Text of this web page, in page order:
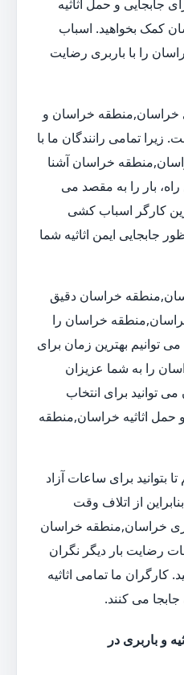
جابجایی و حمل اثاثیه
کمک بخواهید. اسباب
را با باربری رضایت
خراسان,منطقه خراسان و
تمامی رانندگان ما با
خراسان آشنا
بار را به مقصد می
کارگر اسباب کشی
جابجایی ایمن اثاثیه شما
خراسان دقیق
خراسان را
توانیم بهترین زمان برای
را به شما عزیزان
توانید برای انتخاب
حمل اثاثیه خراسان,منطقه
بتوانید برای ساعات آزاد
از اتلاف وقت
خراسان,منطقه خراسان
رضایت بار دیگر نگران
کارگران ما تمامی اثاثیه
می کنند.
و باربری در